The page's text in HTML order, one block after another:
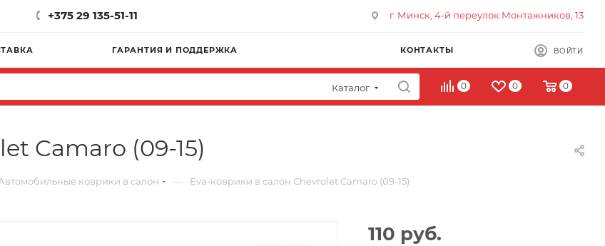
+375 29 135-51-11 г. Минск, 4-й переулок Монтажников, 13
ГАРАНТИЯ И ПОДДЕРЖКА КОНТАКТЫ ВОЙТИ
Каталог 0 0 0
Camaro (09-15)
коврики в салон — Eva-коврики в салон Chevrolet Camaro (09-15)
110 руб.